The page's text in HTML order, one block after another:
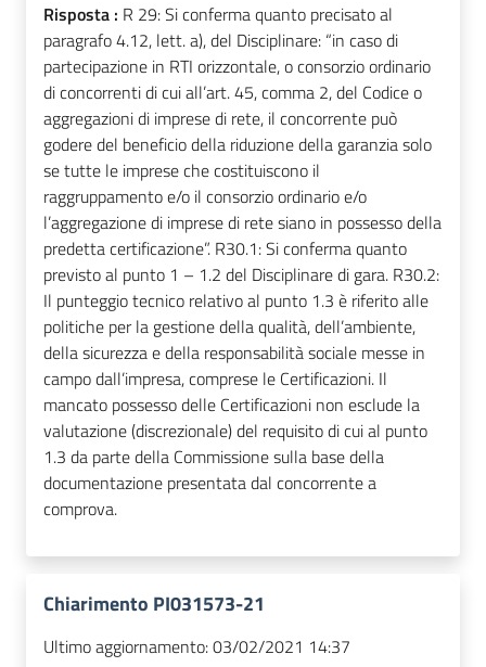
Risposta : R 29: Si conferma quanto precisato al
paragrafo 4.12, lett. a), del Disciplinare: “in caso di
partecipazione in RTI orizzontale, o consorzio ordinario
di concorrenti di cui all’art. 45, comma 2, del Codice o
aggregazioni di imprese di rete, il concorrente può
godere del beneficio della riduzione della garanzia solo
se tutte le imprese che costituiscono il
raggruppamento e/o il consorzio ordinario e/o
l’aggregazione di imprese di rete siano in possesso della
predetta certificazione”. R30.1: Si conferma quanto
previsto al punto 1 – 1.2 del Disciplinare di gara. R30.2:
Il punteggio tecnico relativo al punto 1.3 è riferito alle
politiche per la gestione della qualità, dell’ambiente,
della sicurezza e della responsabilità sociale messe in
campo dall’impresa, comprese le Certificazioni. Il
mancato possesso delle Certificazioni non esclude la
valutazione (discrezionale) del requisito di cui al punto
1.3 da parte della Commissione sulla base della
documentazione presentata dal concorrente a
comprova.
Chiarimento PI031573-21
Ultimo aggiornamento:03/02/2021 14:37